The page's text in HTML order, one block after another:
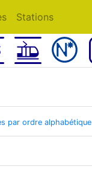
Stations
par ordre alphabétique